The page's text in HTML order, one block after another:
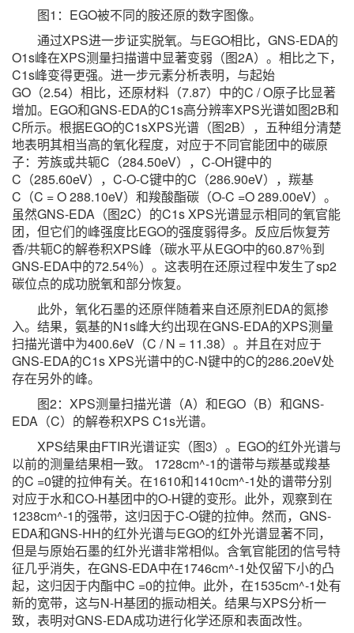
图1：EGO被不同的胺还原的数字图像。
通过XPS进一步证实脱氧。与EGO相比，GNS-EDA的
O1s峰在XPS测量扫描谱中显著变弱（图2A）。相比之下，
C1s峰变得更强。进一步元素分析表明，与起始
GO（2.54）相比，还原材料（7.87）中的C / O原子比显著
增加。EGO和GNS-EDA的C1s高分辨率XPS光谱如图2B和
C所示。根据EGO的C1sXPS光谱（图2B），五种组分清楚
地表明其相当高的氧化程度，对应于不同官能团中的碳原
子：芳族或共轭C（284.50eV），C-OH键中的
C（285.60eV），C-O-C键中的C（286.90eV），羰基
C（C = O 288.10eV）和羧酸酯碳（O-C =O 289.00eV）。
虽然GNS-EDA（图2C）的C1s XPS光谱显示相同的氧官能
团，但它们的峰强度比EGO的强度弱得多。反应后恢复芳
香/共轭C的解卷积XPS峰（碳水平从EGO中的60.87％到
GNS-EDA中的72.54％）。这表明在还原过程中发生了sp2
碳位点的成功脱氧和部分恢复。
此外，氧化石墨的还原伴随着来自还原剂EDA的氮掺
入。结果，氨基的N1s峰大约出现在GNS-EDA的XPS测量
扫描光谱中为400.6eV（C / N = 11.38）。并且在对应于
GNS-EDA的C1s XPS光谱中的C-N键中的C的286.20eV处
存在另外的峰。
图2：XPS测量扫描光谱（A）和EGO（B）和GNS-
EDA（C）的解卷积XPS C1s光谱。
XPS结果由FTIR光谱证实（图3）。EGO的红外光谱与
以前的测量结果相一致。 1728cm^-1的谱带与羰基或羧基
的C =0键的拉伸有关。在1610和1410cm^-1处的谱带分别
对应于水和CO-H基团中的O-H键的变形。此外，观察到在
1238cm^-1的强带，这归因于C-O键的拉伸。然而，GNS-
EDA和GNS-HH的红外光谱与EGO的红外光谱显著不同，
但是与原始石墨的红外光谱非常相似。含氧官能团的信号特
征几乎消失，在GNS-EDA中在1746cm^-1处仅留下小的凸
起，这归因于内酯中C =0的拉伸。此外，在1535cm^-1处有
新的宽带，这与N-H基团的振动相关。结果与XPS分析一
致，表明对GNS-EDA成功进行化学还原和表面改性。